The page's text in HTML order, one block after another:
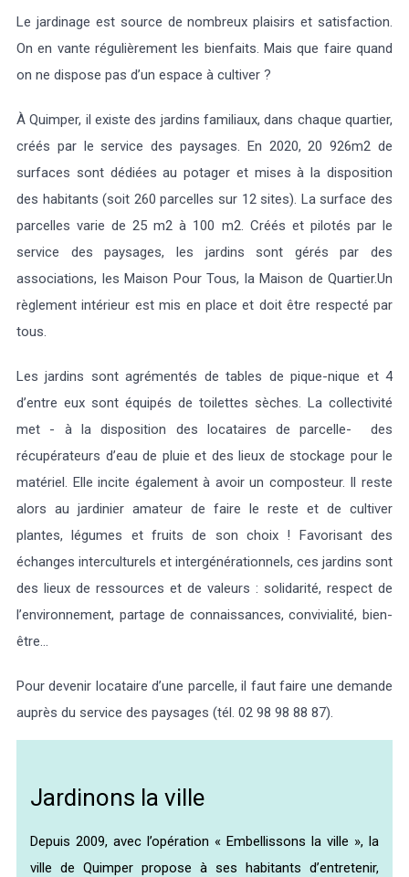
Le jardinage est source de nombreux plaisirs et satisfaction.
On en vante régulièrement les bienfaits. Mais que faire quand
on ne dispose pas d’un espace à cultiver ?
À Quimper, il existe des jardins familiaux, dans chaque quartier,
créés par le service des paysages. En 2020, 20 926m2 de
surfaces sont dédiées au potager et mises à la disposition
des habitants (soit 260 parcelles sur 12 sites). La surface des
parcelles varie de 25 m2 à 100 m2. Créés et pilotés par le
service des paysages, les jardins sont gérés par des
associations, les Maison Pour Tous, la Maison de Quartier.Un
règlement intérieur est mis en place et doit être respecté par
tous.
Les jardins sont agrémentés de tables de pique-nique et 4
d’entre eux sont équipés de toilettes sèches. La collectivité
met - à la disposition des locataires de parcelle- des
récupérateurs d’eau de pluie et des lieux de stockage pour le
matériel. Elle incite également à avoir un composteur. Il reste
alors au jardinier amateur de faire le reste et de cultiver
plantes, légumes et fruits de son choix ! Favorisant des
échanges interculturels et intergénérationnels, ces jardins sont
des lieux de ressources et de valeurs : solidarité, respect de
l’environnement, partage de connaissances, convivialité, bien-
être…
Pour devenir locataire d’une parcelle, il faut faire une demande
auprès du service des paysages (tél. 02 98 98 88 87).
Jardinons la ville
Depuis 2009, avec l’opération « Embellissons la ville », la
ville de Quimper propose à ses habitants d’entretenir,